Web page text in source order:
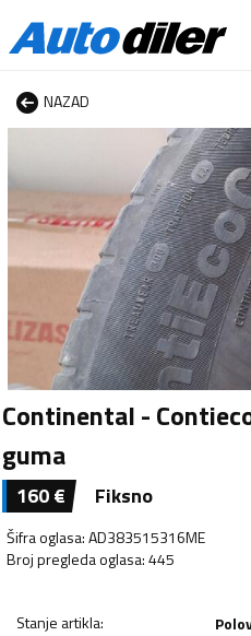
NAZAD
Continental -
guma
160€ Fiksno
Šifra oglasa:AD383515316ME
Broj pregleda oglasa:445
Stanje artikla: